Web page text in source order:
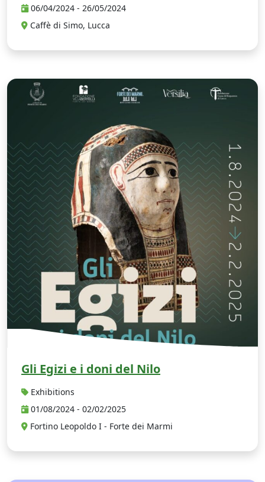
06/04/2024 - 26/05/2024
Caffè di Simo, Lucca
Gli Egizi e i doni del Nilo
Exhibitions
01/08/2024 - 02/02/2025
Fortino Leopoldo I - Forte dei Marmi